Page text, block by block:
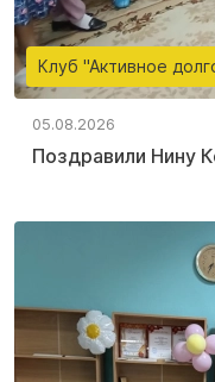
Клуб "Активное
05.08.2026
Поздравили Нину